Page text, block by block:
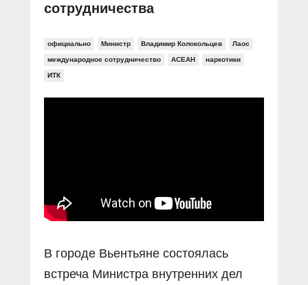
сотрудничества
официально Министр Владимир Колокольцев Лаос
международное сотрудничество АСЕАН наркотики
ИТК
В городе Вьентьяне состоялась
встреча Министра внутренних дел